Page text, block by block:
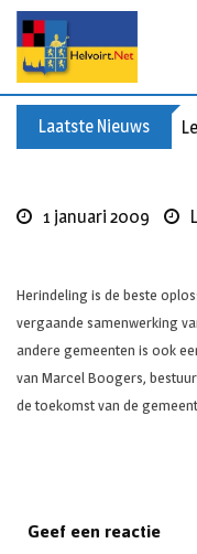
Skip
content
Laatste Nieuws
1 januari 2009
Herindeling is de beste
vergaande samenwerking
andere gemeenten is ook
van Marcel Boogers,
de toekomst van de
Geef een reactie